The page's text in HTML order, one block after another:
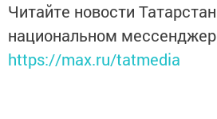
Читайте новости
национальном
https://max.ru/tatmedia